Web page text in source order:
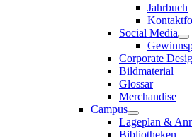
Jahrbuch
Social Media
Corporate
Bildmaterial
Glossar
Merchandise
Campus
Lageplan &
Bibliotheken